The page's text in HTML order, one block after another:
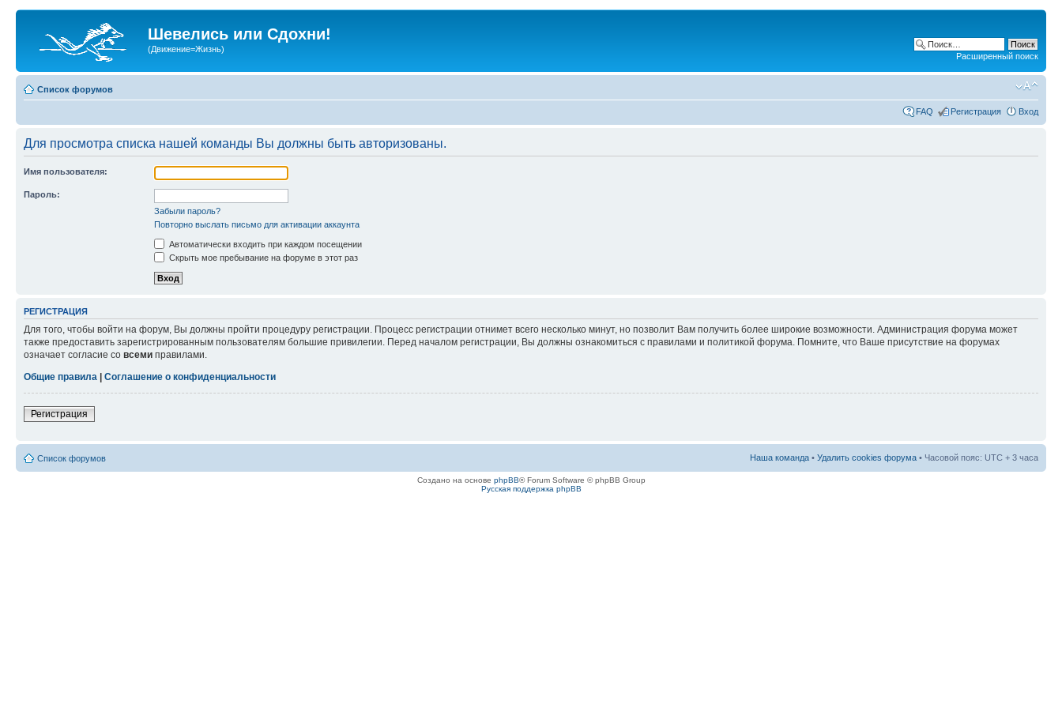
Шевелись или Сдохни!
(Движение=Жизнь)
Расширенный поиск
Список форумов
FAQ Регистрация Вход
Для просмотра списка нашей команды Вы должны быть авторизованы.
Имя пользователя:
Пароль:
Забыли пароль?
Повторно выслать письмо для активации аккаунта
Автоматически входить при каждом посещении
Скрыть мое пребывание на форуме в этот раз
РЕГИСТРАЦИЯ
Для того, чтобы войти на форум, Вы должны пройти процедуру регистрации. Процесс регистрации отнимет всего несколько минут, но позволит Вам получить более широкие возможности. Администрация форума может
также предоставить зарегистрированным пользователям большие привилегии. Перед началом регистрации, Вы должны ознакомиться с правилами и политикой форума. Помните, что Ваше присутствие на форумах
означает согласие со всеми правилами.
Общие правила
Соглашение о конфиденциальности
Регистрация
Список форумов Наша команда • Удалить cookies форума • Часовой пояс: UTC + 3 часа
Создано на основе phpBB® Forum Software © phpBB Group
Русская поддержка phpBB